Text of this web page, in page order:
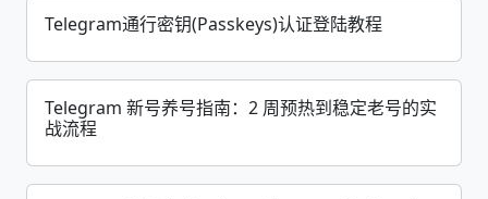
Telegram通行密钥(Passkeys)认证登陆教程
Telegram 新号养号指南：2 周预热到稳定老号的实
战流程